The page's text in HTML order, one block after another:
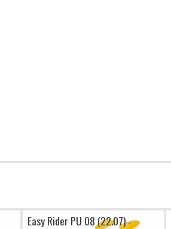
Easy Rider PU 08 (22.07)